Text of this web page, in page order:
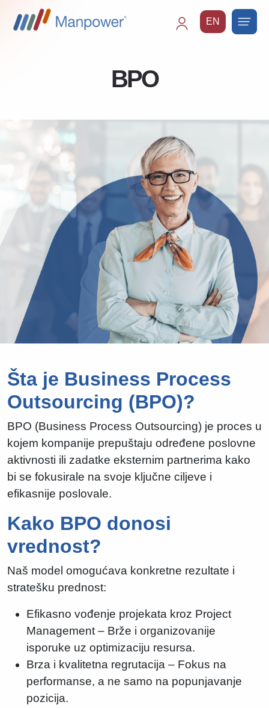
EN
BPO
Šta je Business Process
Outsourcing (BPO)?
BPO (Business Process Outsourcing) je proces u
kojem kompanije prepuštaju određene poslovne
aktivnosti ili zadatke eksternim partnerima kako
bi se fokusirale na svoje ključne ciljeve i
efikasnije poslovale.
Kako BPO donosi
vrednost?
Naš model omogućava konkretne rezultate i
stratešku prednost:
Efikasno vođenje projekata kroz Project
Management – Brže i organizovanije
isporuke uz optimizaciju resursa.
Brza i kvalitetna regrutacija – Fokus na
performanse, a ne samo na popunjavanje
pozicija.